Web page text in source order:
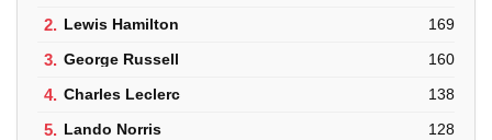
2. Lewis Hamilton 169
3. George Russell 160
4. Charles Leclerc 138
5. Lando Norris 128